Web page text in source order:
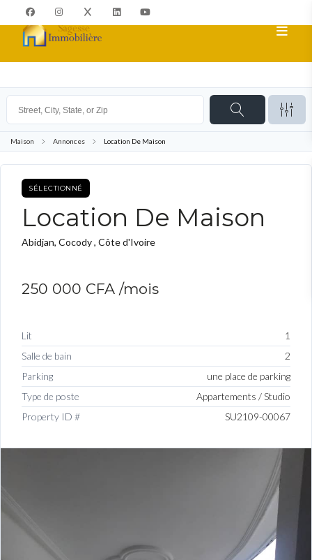
Maison Annonces Location De Maison
SÉLECTIONNÉ
Location De Maison
Abidjan, Cocody , Côte d'Ivoire
250 000 CFA /mois
Lit
1
Salle de bain
2
Parking
une place de parking
Type de poste
Appartements / Studio
Property ID #
SU2109-00067